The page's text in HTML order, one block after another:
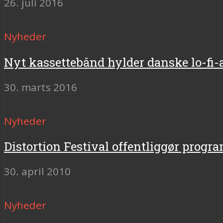
Nyheder
Nyt kassettebånd hylder danske lo-
30. marts 2016
Nyheder
Distortion Festival offentliggør
30. april 2010
Nyheder